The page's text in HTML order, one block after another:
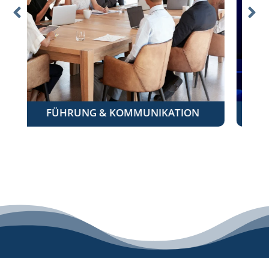
STORYTELLING